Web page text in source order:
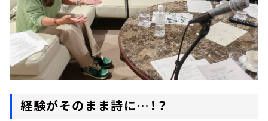
経験がそのまま詩に…！？